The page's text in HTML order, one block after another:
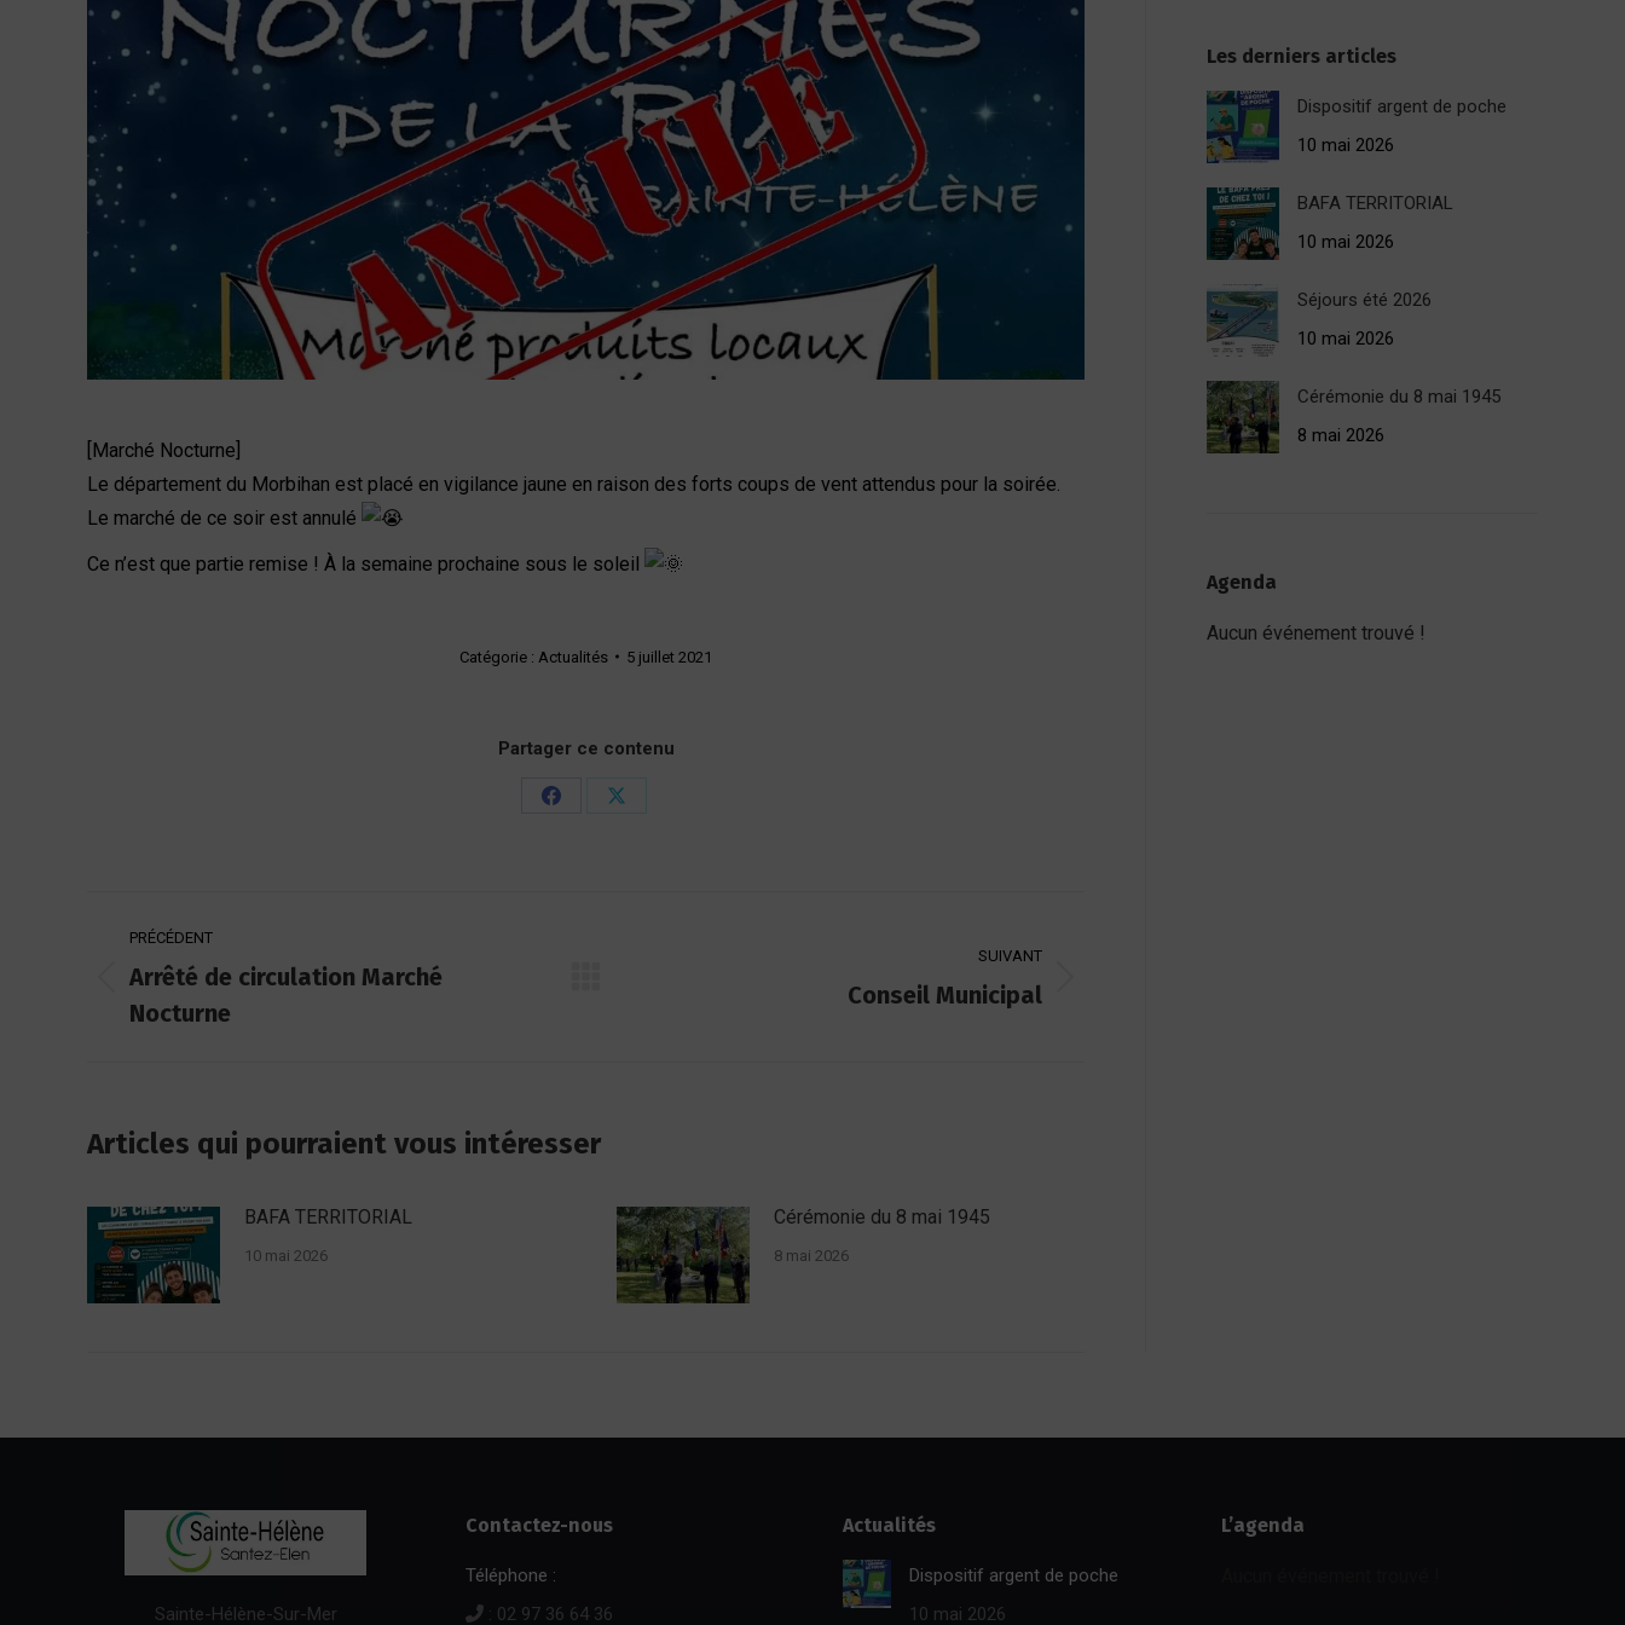
[Marché Nocturne]
Le département du Morbihan est placé en vigilance jaune en raison des forts coups de vent attendus pour la soirée.
Le marché de ce soir est annulé
Ce n’est que partie remise ! À la semaine prochaine sous le soleil
Catégorie : Actualités 5 juillet 2021
Partager ce contenu
PartagerPartager
Navigation
article
PRÉCÉDENT
Article
précédent
Arrêté de circulation Marché
Nocturne
SUIVANT
Conseil Municipal
Articles qui pourraient vous intéresser
BAFA TERRITORIAL
10 mai 2026
Cérémonie du 8 mai 1945
8 mai 2026
Les derniers articles
Dispositif argent de poche
10 mai 2026
BAFA TERRITORIAL
10 mai 2026
Séjours été 2026
10 mai 2026
Cérémonie du 8 mai 1945
8 mai 2026
Agenda
Aucun événement trouvé !
Sainte-Hélène-Sur-Mer
Contactez-nous
Téléphone :
: 02 97 36 64 36
Actualités
Dispositif argent de poche
10 mai 2026
L’agenda